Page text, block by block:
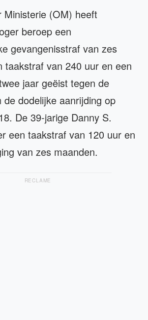
Ministerie (OM) heeft
beroep een
gevangenisstraf van zes
taakstraf van 240 uur en een
jaar geëist tegen de
de dodelijke aanrijding op
De 39-jarige Danny S.
een taakstraf van 120 uur en
van zes maanden.
RECLAME